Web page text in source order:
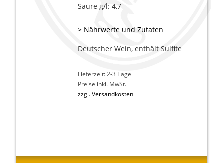
Säure g/l: 4,7
> Nährwerte und Zutaten
Deutscher Wein, enthält Sulfite
Lieferzeit: 2-3 Tage
Preise inkl. MwSt.
zzgl. Versandkosten